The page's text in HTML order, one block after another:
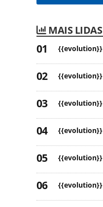
MAIS LIDAS
{{evolution}}
{{evolution}}
{{evolution}}
{{evolution}}
{{evolution}}
{{evolution}}